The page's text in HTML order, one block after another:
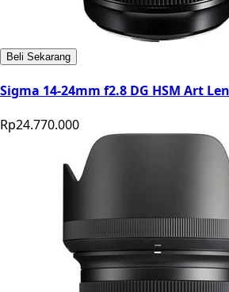
Beli Sekarang
Sigma 14-24mm f2.8 DG HSM Art
Rp24.770.000